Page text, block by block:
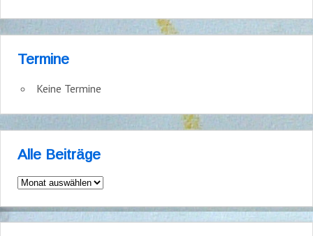
Termine
Keine Termine
Alle Beiträge
Alle
Beiträge